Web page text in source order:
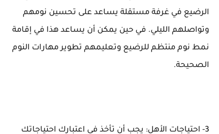
الرضيع في غرفة مستقلة يساعد على تحسين نومهم
وتواصلهم الليلي. في حين يمكن أن يساعد هذا في إقامة
نمط نوم منتظم للرضيع وتعليمهم تطوير مهارات النوم
الصحيحة.
3- احتياجات الأهل: يجب أن تأخذ في اعتبارك احتياجاتك